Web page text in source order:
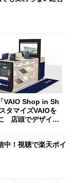
VAIO Shop in Sh
タマイズVAIOを
店頭でデザイン
中！視聴で楽天ポイ